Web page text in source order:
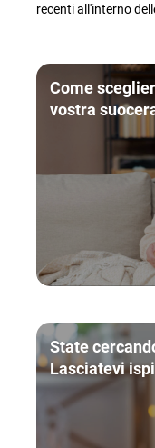
recenti all'interno
Come
vostra
State
Lasciatevi